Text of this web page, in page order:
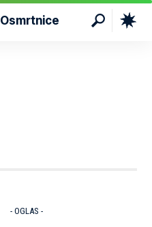
Osmrtnice
- OGLAS -